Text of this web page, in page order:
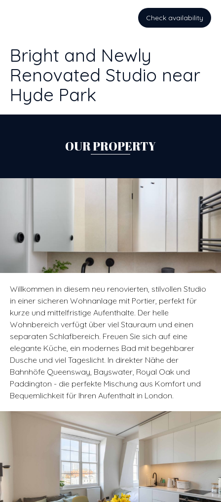
Check availability
Bright and Newly
Renovated Studio near
Hyde Park
OUR PROPERTY
Willkommen in diesem neu renovierten, stilvollen Studio
in einer sicheren Wohnanlage mit Portier, perfekt für
kurze und mittelfristige Aufenthalte. Der helle
Wohnbereich verfügt über viel Stauraum und einen
separaten Schlafbereich. Freuen Sie sich auf eine
elegante Küche, ein modernes Bad mit begehbarer
Dusche und viel Tageslicht. In direkter Nähe der
Bahnhöfe Queensway, Bayswater, Royal Oak und
Paddington - die perfekte Mischung aus Komfort und
Bequemlichkeit für Ihren Aufenthalt in London.